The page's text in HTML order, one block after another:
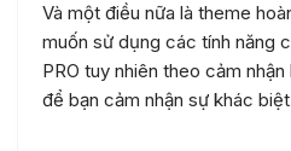
Và một điều nữa là theme
muốn sử dụng các tính năng
PRO tuy nhiên theo cảm
để bạn cảm nhận sự khác